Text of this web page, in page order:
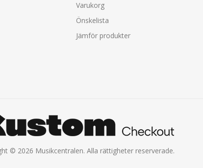
Varukorg
Önskelista
Jämför produkter
© 2026 Musikcentralen. Alla rättigheter reserverade.